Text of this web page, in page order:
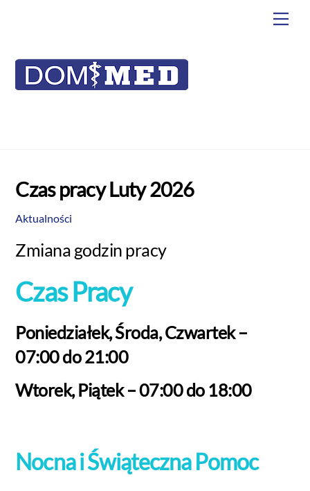
Czas pracy Luty 2026
Aktualności
Zmiana godzin pracy
Czas Pracy
Poniedziałek, Środa, Czwartek –
07:00 do 21:00
Wtorek, Piątek – 07:00 do 18:00
Nocna i Świąteczna Pomoc